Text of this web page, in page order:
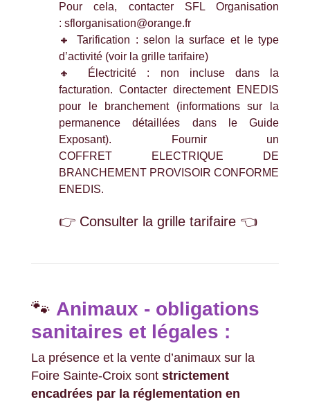
Pour cela, contacter SFL Organisation
: sflorganisation@orange.fr
🔸 Tarification : selon la surface et le type
d’activité (voir la grille tarifaire)
🔸 Électricité : non incluse dans la
facturation. Contacter directement ENEDIS
pour le branchement (informations sur la
permanence détaillées dans le Guide
Exposant). Fournir un
COFFRET ELECTRIQUE DE
BRANCHEMENT PROVISOIR CONFORME
ENEDIS.
👉 Consulter la grille tarifaire 👈
🐾 Animaux - obligations
sanitaires et légales :
La présence et la vente d’animaux sur la
Foire Sainte-Croix sont strictement
encadrées par la réglementation en